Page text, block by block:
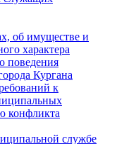
об имуществе и
характера
поведения
Кургана
к
конфликта
службе